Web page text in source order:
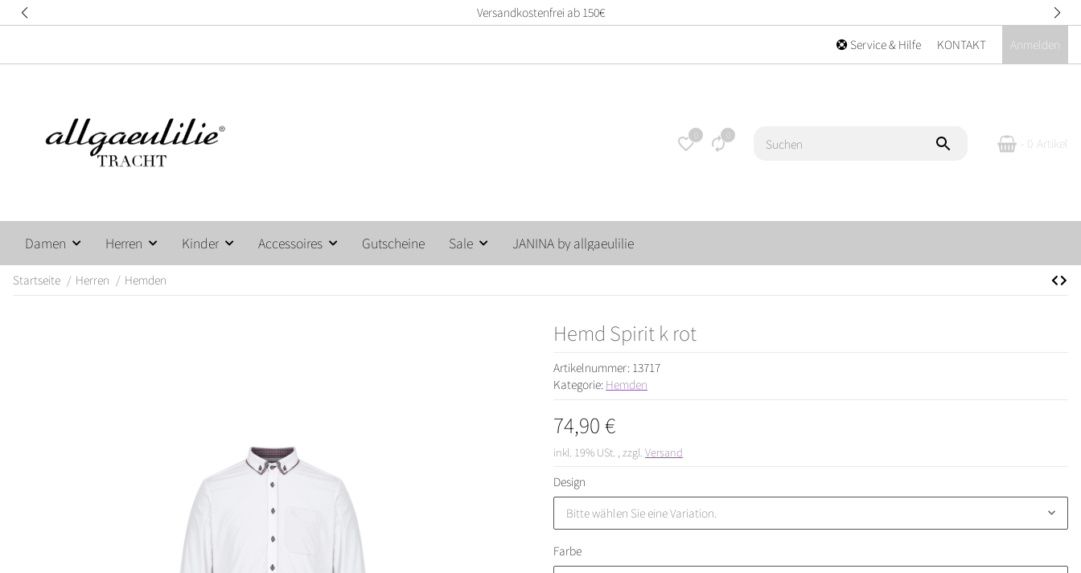
14 Tage unkompliziertes Rückgaberecht
Service & Hilfe
KONTAKT Anmelden
- 0 Artikel
Damen Herren Kinder Accessoires Gutscheine Sale JANINA by allgaeulilie
Startseite Herren Hemden
Hemd Spirit k rot
Artikelnummer: 13717
Kategorie: Hemden
74,90 €
inkl. 19% USt. , zzgl. Versand
Design
Bitte wählen Sie eine Variation.
Farbe